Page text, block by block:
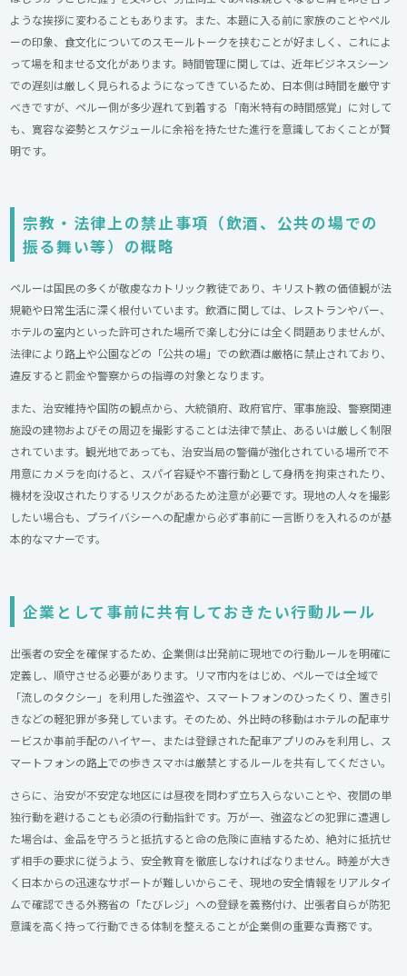
ような挨拶に変わることもあります。また、本題に入る前に家族のことやペル
ーの印象、食文化についてのスモールトークを挟むことが好ましく、これによ
って場を和ませる文化があります。時間管理に関しては、近年ビジネスシーン
での遅刻は厳しく見られるようになってきているため、日本側は時間を厳守す
べきですが、ペルー側が多少遅れて到着する「南米特有の時間感覚」に対して
も、寛容な姿勢とスケジュールに余裕を持たせた進行を意識しておくことが賢
明です。
宗教・法律上の禁止事項（飲酒、公共の場での
振る舞い等）の概略
ペルーは国民の多くが敬虔なカトリック教徒であり、キリスト教の価値観が法
規範や日常生活に深く根付いています。飲酒に関しては、レストランやバー、
ホテルの室内といった許可された場所で楽しむ分には全く問題ありませんが、
法律により路上や公園などの「公共の場」での飲酒は厳格に禁止されており、
違反すると罰金や警察からの指導の対象となります。
また、治安維持や国防の観点から、大統領府、政府官庁、軍事施設、警察関連
施設の建物およびその周辺を撮影することは法律で禁止、あるいは厳しく制限
されています。観光地であっても、治安当局の警備が強化されている場所で不
用意にカメラを向けると、スパイ容疑や不審行動として身柄を拘束されたり、
機材を没収されたりするリスクがあるため注意が必要です。現地の人々を撮影
したい場合も、プライバシーへの配慮から必ず事前に一言断りを入れるのが基
本的なマナーです。
企業として事前に共有しておきたい行動ルール
出張者の安全を確保するため、企業側は出発前に現地での行動ルールを明確に
定義し、順守させる必要があります。リマ市内をはじめ、ペルーでは全域で
「流しのタクシー」を利用した強盗や、スマートフォンのひったくり、置き引
きなどの軽犯罪が多発しています。そのため、外出時の移動はホテルの配車サ
ービスか事前手配のハイヤー、または登録された配車アプリのみを利用し、ス
マートフォンの路上での歩きスマホは厳禁とするルールを共有してください。
さらに、治安が不安定な地区には昼夜を問わず立ち入らないことや、夜間の単
独行動を避けることも必須の行動指針です。万が一、強盗などの犯罪に遭遇し
た場合は、金品を守ろうと抵抗すると命の危険に直結するため、絶対に抵抗せ
ず相手の要求に従うよう、安全教育を徹底しなければなりません。時差が大き
く日本からの迅速なサポートが難しいからこそ、現地の安全情報をリアルタイ
ムで確認できる外務省の「たびレジ」への登録を義務付け、出張者自らが防犯
意識を高く持って行動できる体制を整えることが企業側の重要な責務です。